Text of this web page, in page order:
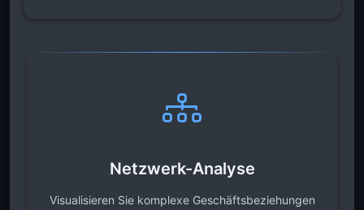
Netzwerk-Analyse
Visualisieren Sie komplexe Geschäftsbeziehungen